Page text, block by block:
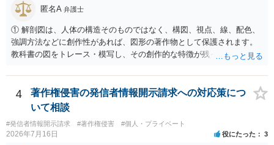
わけではありません。デザイナーが独自に制作したイラストやバナー
等は別として、一般的なレイアウトや配色、依頼者から提供された素
材を希望に沿って配置した部分には、通常、著作物性は認められにく
いと考えられます。仮に具体的な画面構成の一部に創作性が認められ
ても、その権利は当該部分に限られ、ご相談者の写真や文章等を制作
の同意があれば別です。また、単に制作を担当した事実を記載した
り、公開中のサイトへリンクしたりする行為まで当然に禁止できると
様、掲載目的、態様、必要性、本人の特定可能性等から判断されま
匿名A 弁護士
① 解剖図は、人体の構造そのものではなく、構図、視点、線、配色、
強調方法などに創作性があれば、図形の著作物として保護されます。
教科書の図をトレース・模写し、その創作的な特徴が残っていれば、
も、SNSへの公開は私的使用には当たりません。 ② 出典を記載するだ
けでは、適法な引用にはなりません。自分の説明や批評が主で、図が
その説明に必要な従たる資料であること、引用部分が明確に区別さ
れ、必要な範囲に限られていることなどが必要です。勉強ノートの教
材として図そのものを中心的に掲載する場合、引用と認められにくい
でしょう。 文章についても、単に所々表現を変えただけで適法になる
4
著作権侵害の発信者情報開示請求への対応策につ
いて相談
#発信者情報開示請求 #著作権侵害 #個人・プライベート
2026年7月16日 役にたった 3